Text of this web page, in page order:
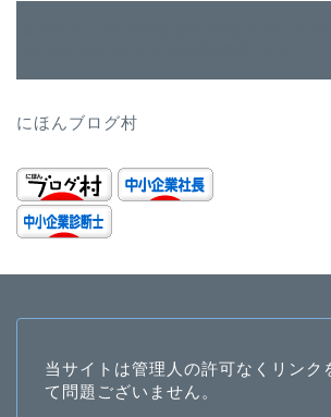
にほんブログ村
当サイトは管理人の許可なくリンク
て問題ございません。